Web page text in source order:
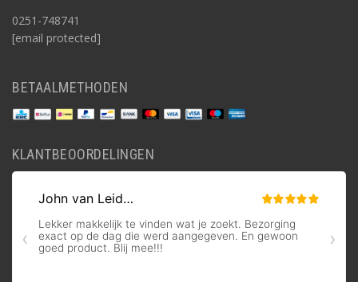
0251-748741
[email protected]
BETAALMETHODEN
KLANTBEOORDELINGEN